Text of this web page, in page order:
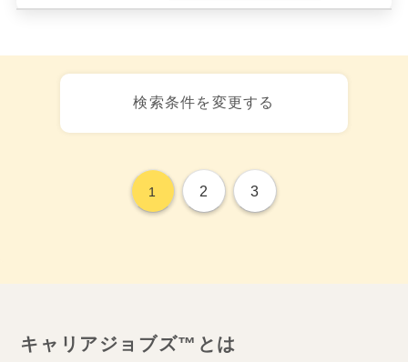
検索条件を変更する
1 2 3
キャリアジョブズ™とは